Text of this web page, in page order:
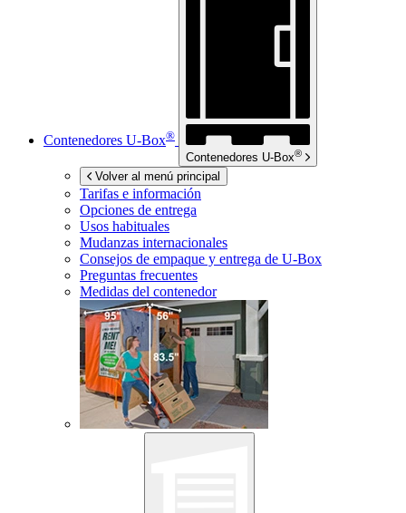
Contenedores U-Box®
Contenedores U-Box®
Volver al menú principal
Tarifas e información
Opciones de entrega
Usos habituales
Mudanzas internacionales
Consejos de empaque y entrega de U-Box
Preguntas frecuentes
Medidas del contenedor